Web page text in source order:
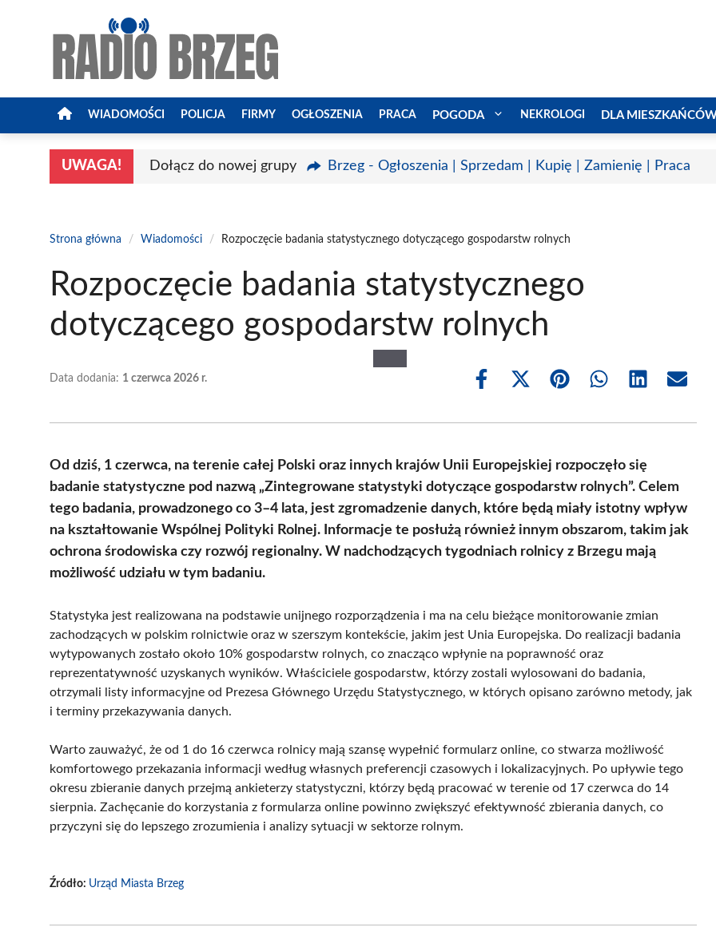
WIADOMOŚCI POLICJA FIRMY OGŁOSZENIA PRACA POGODA NEKROLOGI DLA
UWAGA! Dołącz do nowej grupy Brzeg - Ogłoszenia | Sprzedam | Kupię | Zamienię | Praca
Strona główna / Wiadomości / Rozpoczęcie badania statystycznego dotyczącego gospodarstw rolnych
Rozpoczęcie badania statystycznego
dotyczącego gospodarstw rolnych
Data dodania: 1 czerwca 2026 r.
Share
Share
(Twitter)
Share Share Share Share
Od dziś, 1 czerwca, na terenie całej Polski oraz innych krajów Unii Europejskiej rozpoczęło się
badanie statystyczne pod nazwą „Zintegrowane statystyki dotyczące gospodarstw rolnych”. Celem
tego badania, prowadzonego co 3–4 lata, jest zgromadzenie danych, które będą miały istotny wpływ
na kształtowanie Wspólnej Polityki Rolnej. Informacje te posłużą również innym obszarom, takim jak
ochrona środowiska czy rozwój regionalny. W nadchodzących tygodniach rolnicy z Brzegu mają
możliwość udziału w tym badaniu.
Statystyka jest realizowana na podstawie unijnego rozporządzenia i ma na celu bieżące monitorowanie zmian
zachodzących w polskim rolnictwie oraz w szerszym kontekście, jakim jest Unia Europejska. Do realizacji badania
wytypowanych zostało około 10% gospodarstw rolnych, co znacząco wpłynie na poprawność oraz
reprezentatywność uzyskanych wyników. Właściciele gospodarstw, którzy zostali wylosowani do badania,
otrzymali listy informacyjne od Prezesa Głównego Urzędu Statystycznego, w których opisano zarówno metody, jak
i terminy przekazywania danych.
Warto zauważyć, że od 1 do 16 czerwca rolnicy mają szansę wypełnić formularz online, co stwarza możliwość
komfortowego przekazania informacji według własnych preferencji czasowych i lokalizacyjnych. Po upływie tego
okresu zbieranie danych przejmą ankieterzy statystyczni, którzy będą pracować w terenie od 17 czerwca do 14
sierpnia. Zachęcanie do korzystania z formularza online powinno zwiększyć efektywność zbierania danych, co
przyczyni się do lepszego zrozumienia i analizy sytuacji w sektorze rolnym.
Źródło: Urząd Miasta Brzeg